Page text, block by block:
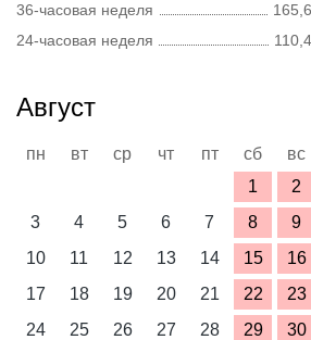
36-часовая неделя
165,6
24-часовая неделя
110,4
Август
пн вт ср чт пт сб
вс
1
2
3
4 5 6 7 8
9
10
11 12 13 14 15
16
17
18 19 20 21 22
23
24
25 26 27 28 29
30